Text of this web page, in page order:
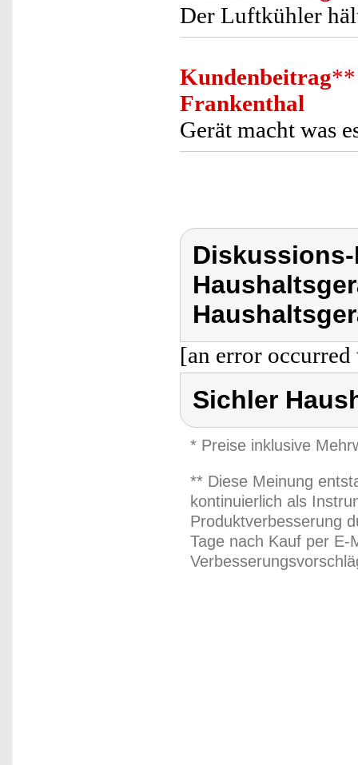
Der Luftkühler
Kundenbeitrag**
Frankenthal
Gerät macht was
[an error
Sichler
* Preise inklusive
** Diese Meinung
kontinuierlich als
Produktverbesserung
Tage nach Kauf per E-